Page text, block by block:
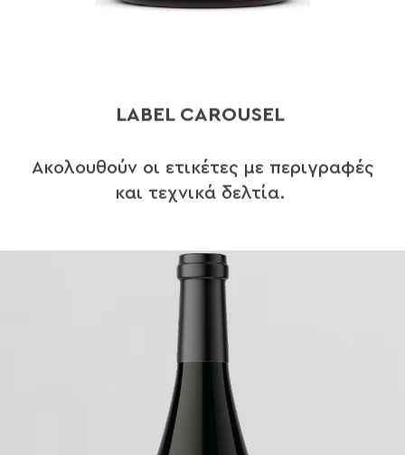
LABEL CAROUSEL
Ακολουθούν οι ετικέτες με περιγραφές
και τεχνικά δελτία.